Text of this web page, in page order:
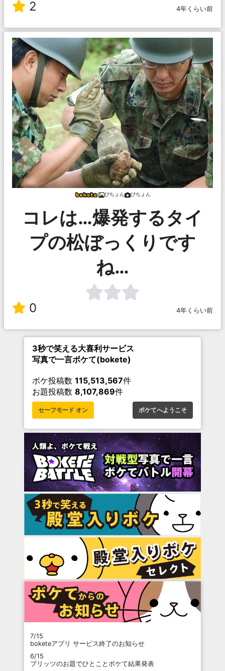
2 4年くらい前
ぴちょん ぴちょん
コレは…爆発するタイ
プの松ぼっくりです
ね…
0 4年くらい前
3秒で笑える大喜利サービス
写真で一言ボケて(bokete)
ボケ投稿数 115,513,567件
お題投稿数 8,107,869件
セーフモード オン ボケてへようこそ
7/15
boketeアプリ サービス終了のお知らせ
6/15
プリッツのお題でひとことボケて結果発表